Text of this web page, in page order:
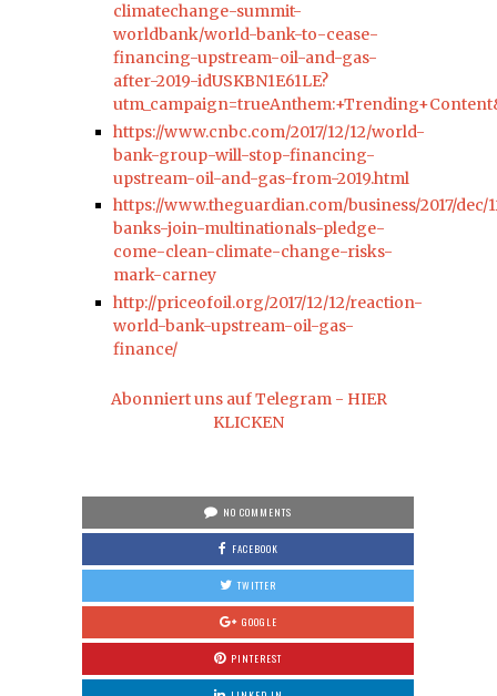
climatechange-summit-
worldbank/world-bank-to-cease-
financing-upstream-oil-and-gas-
after-2019-idUSKBN1E61LE?
https://www.cnbc.com/2017/12/12/world-
bank-group-will-stop-financing-
upstream-oil-and-gas-from-2019.html
https://www.theguardian.com/business/2017/dec/
banks-join-multinationals-pledge-
come-clean-climate-change-risks-
mark-carney
http://priceofoil.org/2017/12/12/reaction-
world-bank-upstream-oil-gas-
finance/
Abonniert uns auf Telegram - HIER
KLICKEN
NO COMMENTS
FACEBOOK
TWITTER
GOOGLE
PINTEREST